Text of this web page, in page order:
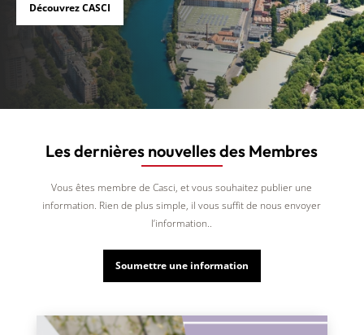
Découvrez CASCI
Les dernières nouvelles des Membres
Vous êtes membre de Casci, et vous souhaitez publier une
information. Rien de plus simple, il vous suffit de nous envoyer
l’information..
Soumettre une information